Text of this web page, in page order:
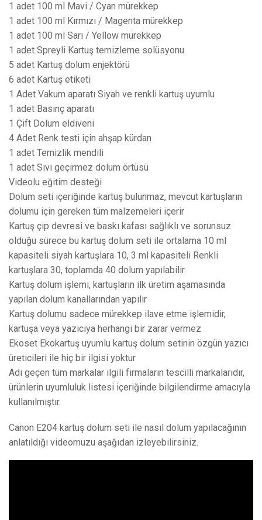
1 adet 100 ml Mavi / Cyan mürekkep
1 adet 100 ml Kırmızı / Magenta mürekkep
1 adet 100 ml Sarı / Yellow mürekkep
1 adet Spreyli Kartuş temizleme solüsyonu
5 adet Kartuş dolum enjektörü
6 adet Kartuş etiketi
1 Adet Vakum aparatı Siyah ve renkli kartuş uyumlu
1 adet Basınç aparatı
1 Çift Dolum eldiveni
4 Adet Renk testi için ahşap kürdan
1 adet Temizlik mendili
1 adet Sıvı geçirmez dolum örtüsü
Videolu eğitim desteği
Dolum seti içeriğinde kartuş bulunmaz, mevcut kartuşların
dolumu için gereken tüm malzemeleri içerir
Kartuş çip devresi ve baskı kafası sağlıklı ve sorunsuz
olduğu sürece bu kartuş dolum seti ile ortalama 10 ml
kapasiteli siyah kartuşlara 10, 3 ml kapasiteli Renkli
kartuşlara 30, toplamda 40 dolum yapılabilir
Kartuş dolum işlemi, kartuşların ilk üretim aşamasında
yapılan dolum kanallarından yapılır
Kartuş dolumu sadece mürekkep ilave etme işlemidir,
kartuşa veya yazıcıya herhangi bir zarar vermez
Ekoset Ekokartuş uyumlu kartuş dolum setinin özgün yazıcı
üreticileri ile hiç bir ilgisi yoktur
Adı geçen tüm markalar ilgili firmaların tescilli markalarıdır,
ürünlerin uyumluluk listesi içeriğinde bilgilendirme amacıyla
kullanılmıştır.
Canon E204 kartuş dolum seti ile nasıl dolum yapılacağının
anlatıldığı videomuzu aşağıdan izleyebilirsiniz.